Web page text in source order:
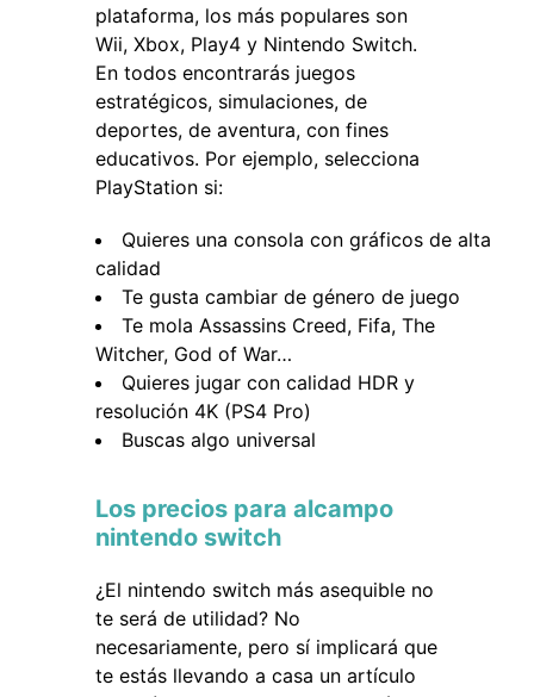
plataforma, los más populares son
Wii, Xbox, Play4 y Nintendo Switch.
En todos encontrarás juegos
estratégicos, simulaciones, de
deportes, de aventura, con fines
educativos. Por ejemplo, selecciona
PlayStation si:
Quieres una consola con gráficos de alta
calidad
Te gusta cambiar de género de juego
Te mola Assassins Creed, Fifa, The
Witcher, God of War…
Quieres jugar con calidad HDR y
resolución 4K (PS4 Pro)
Buscas algo universal
Los precios para alcampo
nintendo switch
¿El nintendo switch más asequible no
te será de utilidad? No
necesariamente, pero sí implicará que
te estás llevando a casa un artículo